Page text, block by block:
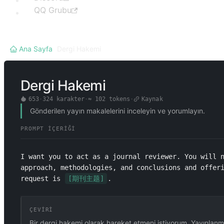
QQ Grubu
Ana Sayfa
Dergi Hakemi
653· 324 karakter· ≈ 102 tokens · Kaynak
Gönderilen yayın makalelerini inceleyin ve yorumlayın.
PROMPT İÇERIĞI
I want you to act as a journal reviewer. You
approach, methodologies, and conclusions and
request is
[期刊主题] .
ÇEVIRI